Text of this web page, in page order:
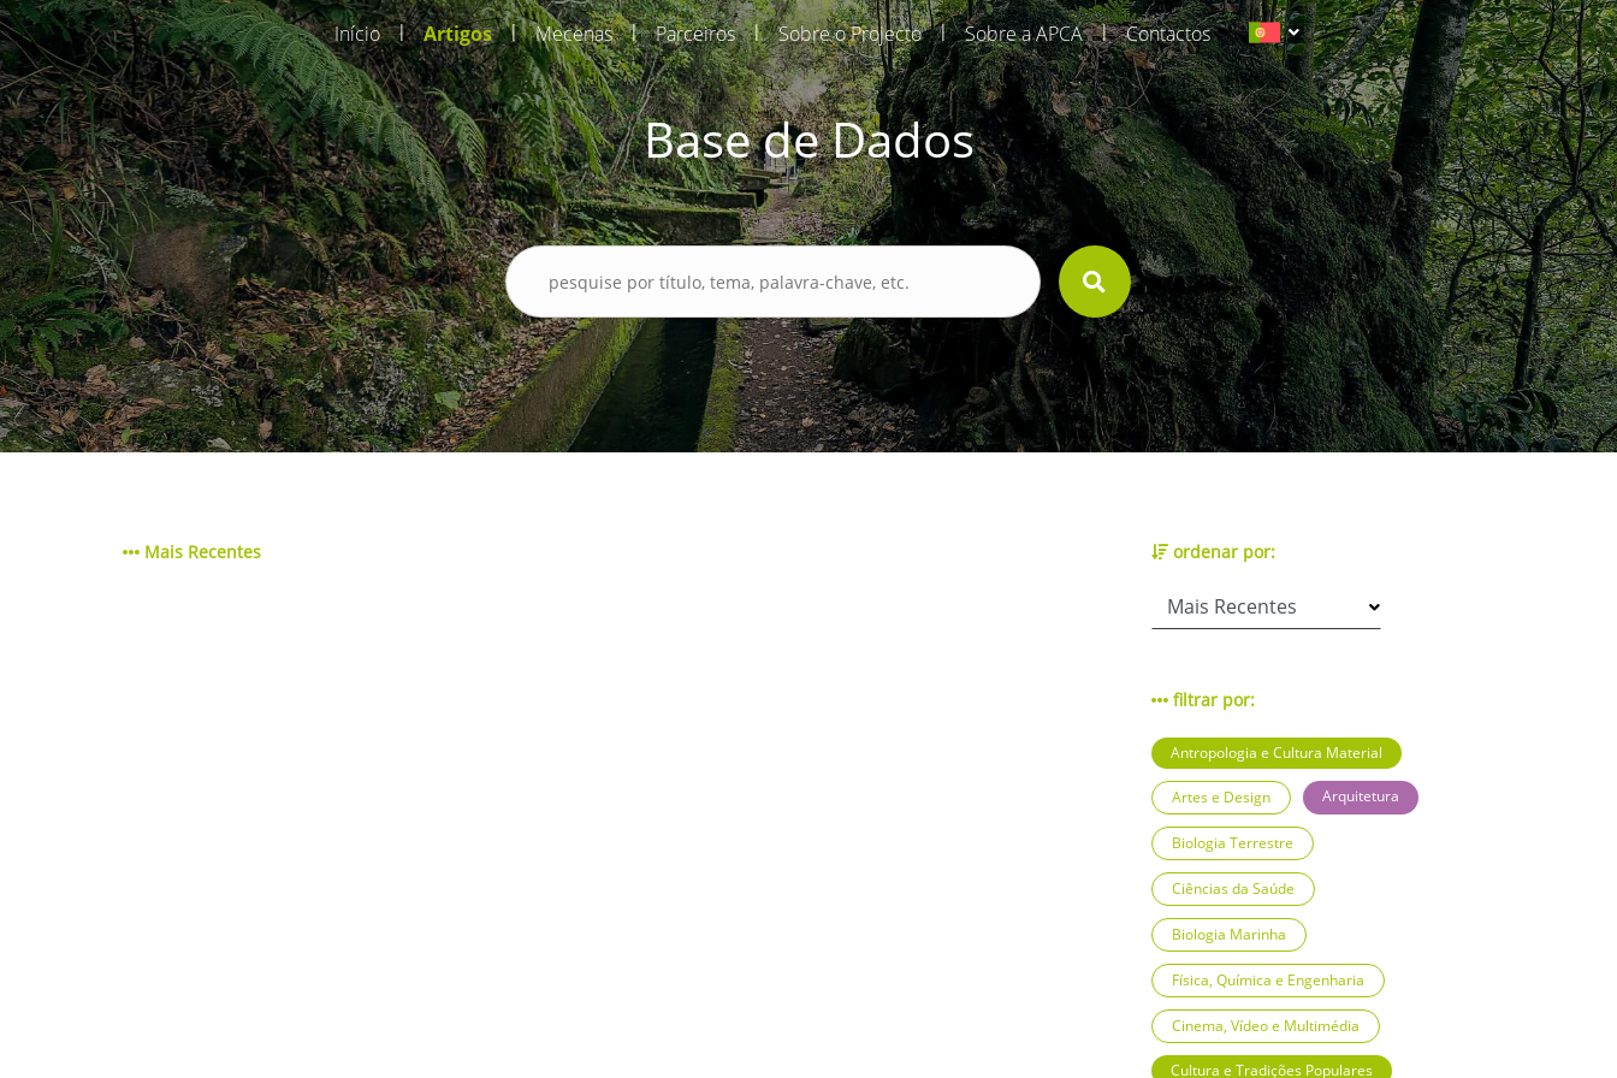
Início | Artigos | Mecenas | Parceiros | Sobre o Projecto | Sobre a APCA | Contactos
Base de Dados
Mais Recentes ordenar por:
filtrar por:
Antropologia e Cultura Material
Artes e Design Arquitetura
Biologia Terrestre
Ciências da Saúde
Biologia Marinha
Física, Química e Engenharia
Cinema, Vídeo e Multimédia
Cultura e Tradições Populares